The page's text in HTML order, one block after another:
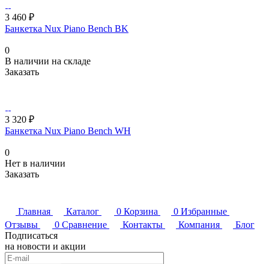
3 460 ₽
Банкетка Nux Piano Bench BK
0
В наличии на складе
Заказать
3 320 ₽
Банкетка Nux Piano Bench WH
0
Нет в наличии
Заказать
Главная Каталог 0 Корзина 0 Избранные
Отзывы
0 Сравнение Контакты Компания
Блог
Подписаться
на новости и акции